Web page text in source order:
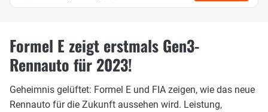
Formel E zeigt erstmals Gen3-
Rennauto für 2023!
Geheimnis gelüftet: Formel E und FIA zeigen, wie das neue
Rennauto für die Zukunft aussehen wird. Leistung,